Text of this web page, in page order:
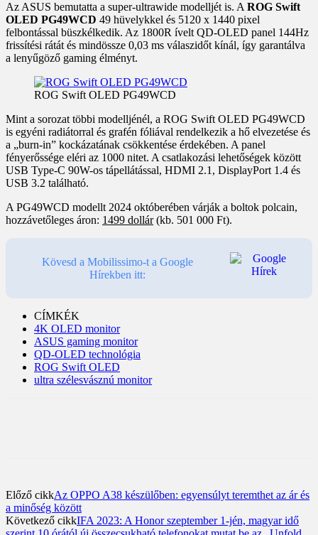
Az ASUS bemutatta a super-ultrawide modelljét is. A ROG Swift
OLED PG49WCD 49 hüvelykkel és 5120 x 1440 pixel
felbontással büszkélkedik. Az 1800R ívelt QD-OLED panel 144Hz
frissítési rátát és mindössze 0,03 ms válaszidőt kínál, így garantálva
a lenyűgöző gaming élményt.
ROG Swift OLED PG49WCD
Mint a sorozat többi modelljénél, a ROG Swift OLED PG49WCD
is egyéni radiátorral és grafén fóliával rendelkezik a hő elvezetése és
a „burn-in” kockázatának csökkentése érdekében. A panel
fényerőssége eléri az 1000 nitet. A csatlakozási lehetőségek között
USB Type-C 90W-os tápellátással, HDMI 2.1, DisplayPort 1.4 és
USB 3.2 található.
A PG49WCD modellt 2024 októberében várják a boltok polcain,
hozzávetőleges áron: 1499 dollár(kb. 501 000 Ft).
Kövesd a Mobilissimo-t a Google
Hírekben itt:
CÍMKÉK
4K OLED monitor
ASUS gaming monitor
QD-OLED technológia
ROG Swift OLED
ultra szélesvásznú monitor
Előző cikkAz OPPO A38 készülőben: egyensúlyt teremthet az ár és
a minőség között
Következő cikkIFA 2023: A Honor szeptember 1-jén, magyar idő